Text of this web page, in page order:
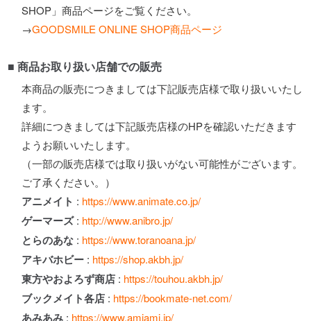
SHOP」商品ページをご覧ください。
→GOODSMILE ONLINE SHOP商品ページ
■ 商品お取り扱い店舗での販売
本商品の販売につきましては下記販売店様で取り扱いいたし
ます。
詳細につきましては下記販売店様のHPを確認いただきます
ようお願いいたします。
（一部の販売店様では取り扱いがない可能性がございます。
ご了承ください。）
アニメイト : https://www.animate.co.jp/
ゲーマーズ: http://www.anibro.jp/
とらのあな : https://www.toranoana.jp/
アキバホビー : https://shop.akbh.jp/
東方やおよろず商店 : https://touhou.akbh.jp/
ブックメイト各店 : https://bookmate-net.com/
あみあみ : https://www.amiami.jp/